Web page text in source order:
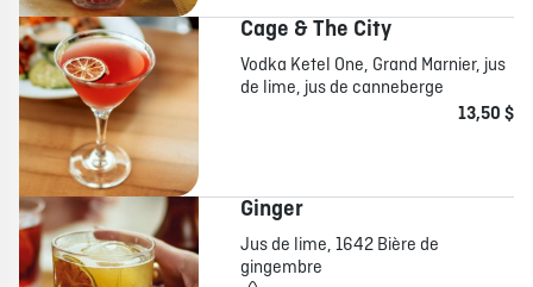
Cage & The City
Vodka Ketel One, Grand Marnier, jus
de lime, jus de canneberge
13,50 $
Ginger
Jus de lime, 1642 Bière de
gingembre